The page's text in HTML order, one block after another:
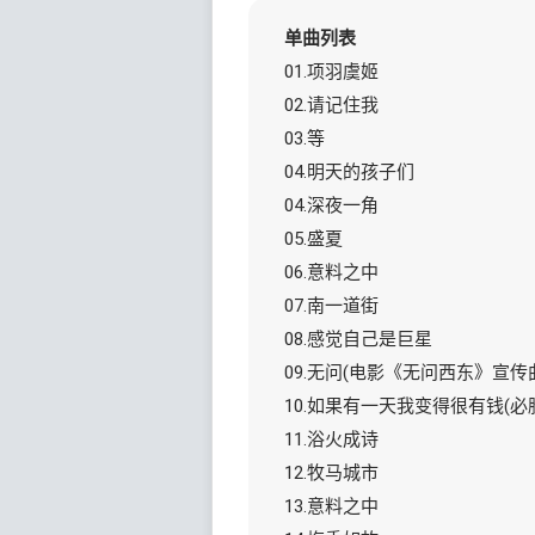
单曲列表
01.项羽虞姬
02.请记住我
03.等
04.明天的孩子们
04.深夜一角
05.盛夏
06.意料之中
07.南一道街
08.感觉自己是巨星
09.无问(电影《无问西东》宣传
10.如果有一天我变得很有钱(必
11.浴火成诗
12.牧马城市
13.意料之中